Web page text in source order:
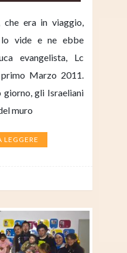
che era in viaggio,
lo vide e ne ebbe
evangelista, Lc
Marzo 2011.
giorno, gli Israeliani
muro